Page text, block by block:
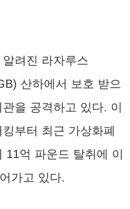
려진 라자루스
산하에서 보호 받으
을 공격하고 있다. 이
부터 최근 가상화폐
억 파운드 탈취에 이
가고 있다.